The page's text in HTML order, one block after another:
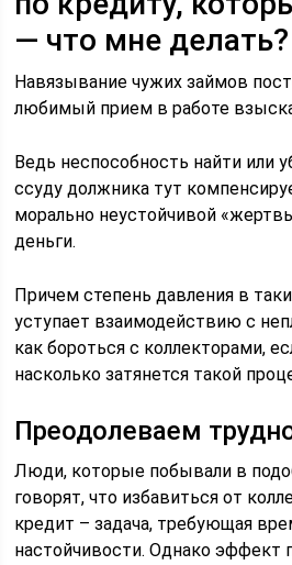
— что мне делать?
Навязывание чужих займов
любимый прием в работе
Ведь неспособность найти или
ссуду должника тут
морально неустойчивой
деньги.
Причем степень давления в
уступает взаимодействию с
как бороться с коллекторами,
насколько затянется такой
Преодолеваем
Люди, которые побывали в
говорят, что избавиться от
кредит – задача, требующая
настойчивости. Однако эффект